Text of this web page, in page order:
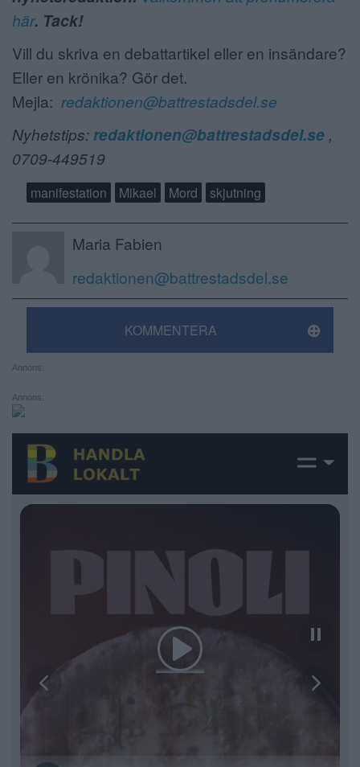
här. Tack!
Vill du skriva en debattartikel eller en insändare?
Eller en krönika? Gör det.
Mejla: redaktionen@battrestadsdel.se
Nyhetstips:redaktionen@battrestadsdel.se ,
0709-449519
manifestation Mikael Mord skjutning
Maria Fabien
redaktionen@battrestadsdel.se
KOMMENTERA
Annons:
Annons: